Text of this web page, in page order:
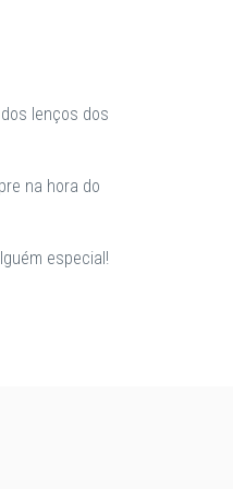
lenços dos
na hora do
especial!